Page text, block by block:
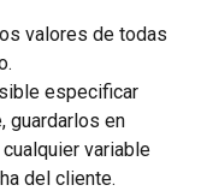
valores de todas
especificar
guardarlos en
variable
del cliente.